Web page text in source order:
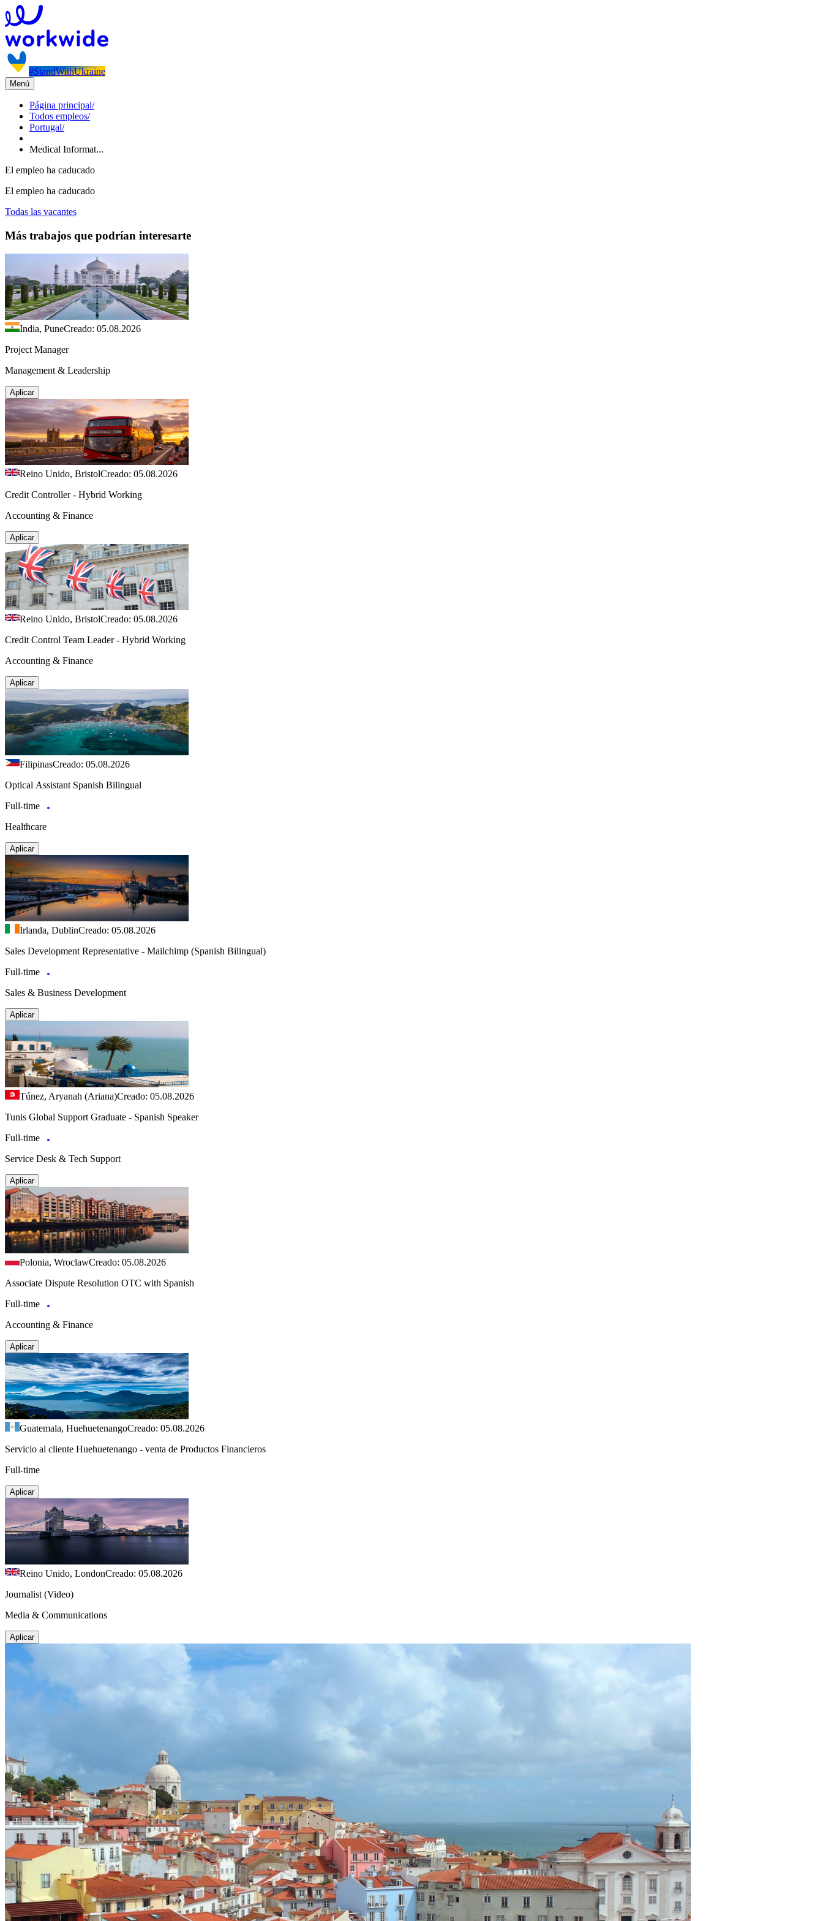
#StandWithUkraine
Menú
Página principal/
Todos empleos/
Portugal/
Medical Informat...
El empleo ha caducado
El empleo ha caducado
Todas las vacantes
Más trabajos que podrían interesarte
India, PuneCreado: 05.08.2026
Project Manager
Management & Leadership
Aplicar
Reino Unido, BristolCreado: 05.08.2026
Credit Controller - Hybrid Working
Accounting & Finance
Aplicar
Reino Unido, BristolCreado: 05.08.2026
Credit Control Team Leader - Hybrid Working
Accounting & Finance
Aplicar
FilipinasCreado: 05.08.2026
Optical Assistant Spanish Bilingual
Full-time
Healthcare
Aplicar
Irlanda, DublinCreado: 05.08.2026
Sales Development Representative - Mailchimp (Spanish Bilingual)
Full-time
Sales & Business Development
Aplicar
Túnez, Aryanah (Ariana)Creado: 05.08.2026
Tunis Global Support Graduate - Spanish Speaker
Full-time
Service Desk & Tech Support
Aplicar
Polonia, WroclawCreado: 05.08.2026
Associate Dispute Resolution OTC with Spanish
Full-time
Accounting & Finance
Aplicar
Guatemala, HuehuetenangoCreado: 05.08.2026
Servicio al cliente Huehuetenango - venta de Productos Financieros
Full-time
Aplicar
Reino Unido, LondonCreado: 05.08.2026
Journalist (Video)
Media & Communications
Aplicar